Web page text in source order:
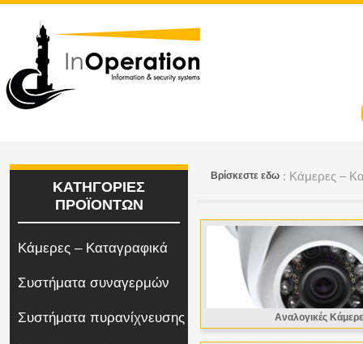
ΚΑΤΗΓΟΡΙΕΣ
ΠΡΟΪΟΝΤΩΝ
Κάμερες – Καταγραφικά
Συστήματα συναγερμών
Συστήματα πυρανίχνευσης
Bρίσκεστε εδω : Κάμερες –
Αναλογικές